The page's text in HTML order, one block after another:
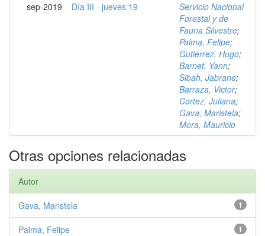
sep-2019 Día III - jueves 19
Servicio Nacional
Forestal y de
Fauna Silvestre;
Palma, Felipe;
Gutierrez, Hugo;
Barnet, Yann;
Sibah, Jabrane;
Barraza, Victor;
Cortez, Juliana;
Gava, Maristela;
Mora, Mauricio
Otras opciones relacionadas
Autor
1
Gava, Maristela
1
Palma, Felipe